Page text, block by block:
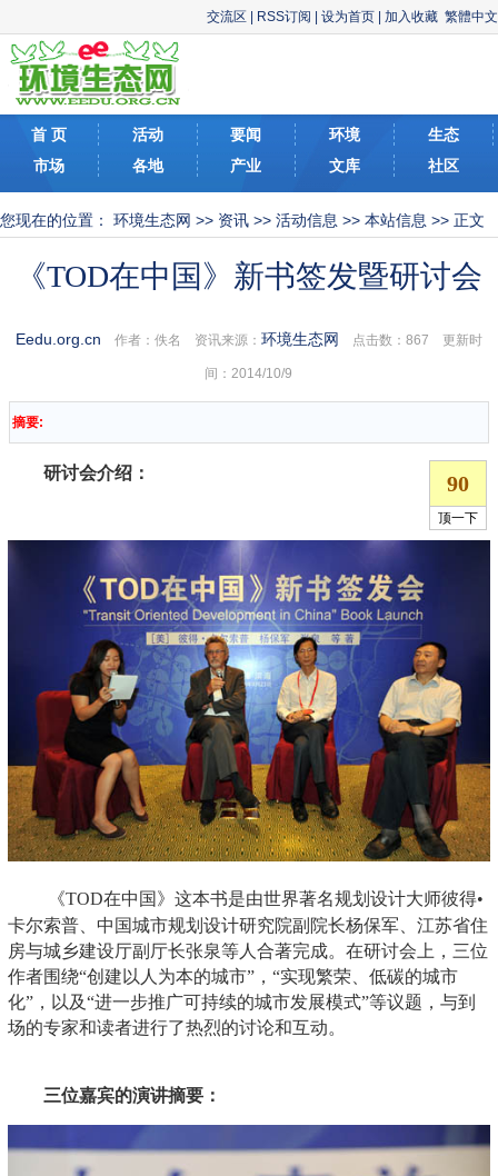
交流区 RSS订阅 设为首页 加入收藏 繁體中文
首 页 活动 要闻 环境
生态
市场
各地 产业 文库 社区
您现在的位置： 环境生态网 >> 资讯 >> 活动信息 >> 本站信息 >> 正文
《TOD在中国》新书签发暨研讨会
Eedu.org.cn 作者：佚名 资讯来源： 环境生态网 点击数： 867 更新时
间：2014/10/9
摘要:
研讨会介绍：
《TOD在中国》这本书是由世界著名规划设计大师彼得•
卡尔索普、中国城市规划设计研究院副院长杨保军、江苏省住
房与城乡建设厅副厅长张泉等人合著完成。在研讨会上，三位
作者围绕“创建以人为本的城市”，“实现繁荣、低碳的城市
化”，以及“进一步推广可持续的城市发展模式”等议题，与到
场的专家和读者进行了热烈的讨论和互动。
三位嘉宾的演讲摘要：